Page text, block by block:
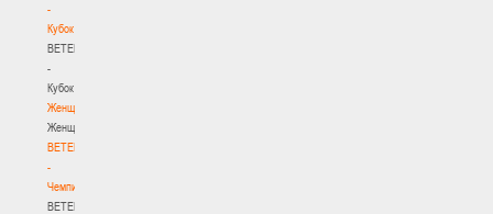
-
Кубок
BETERA
-
Кубок
Женщины
Женщины
BETERA
-
Чемпионат
BETERA